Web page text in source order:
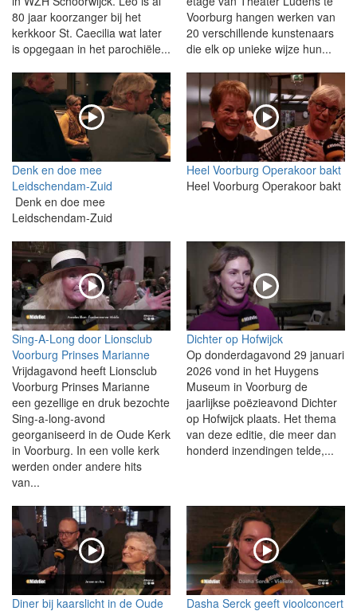
80 jaar koorzanger bij het
kerkkoor St. Caecilia wat later
is opgegaan in het parochiële...
Voorburg hangen werken van
20 verschillende kunstenaars
die elk op unieke wijze hun...
Denk en doe mee
Leidschendam-Zuid
Denk en doe mee
Leidschendam-Zuid
Heel Voorburg Operakoor bakt
Heel Voorburg Operakoor bakt
Sing-A-Long door Lionsclub
Voorburg Prinses Marianne
Vrijdagavond heeft Lionsclub
Voorburg Prinses Marianne
een gezellige en druk bezochte
Sing-a-long-avond
georganiseerd in de Oude Kerk
in Voorburg. In een volle kerk
werden onder andere hits
van...
Dichter op Hofwijck
Op donderdagavond 29 januari
2026 vond in het Huygens
Museum in Voorburg de
jaarlijkse poëzieavond Dichter
op Hofwijck plaats. Het thema
van deze editie, die meer dan
honderd inzendingen telde,...
Diner bij kaarslicht in de Oude
Dasha Serck geeft vioolconcert